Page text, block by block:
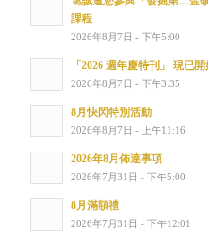
課程
2026年8月7日 - 下午5:00
「2026 週年慶特刊」 現已
2026年8月7日 - 下午3:35
8月快閃特別活動
2026年8月7日 - 上午11:16
2026年8月佈達事項
2026年7月31日 - 下午5:00
8月滿額禮
2026年7月31日 - 下午12:01